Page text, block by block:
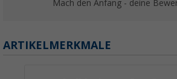
Mach den Anfang - deine
ARTIKELMERKMALE